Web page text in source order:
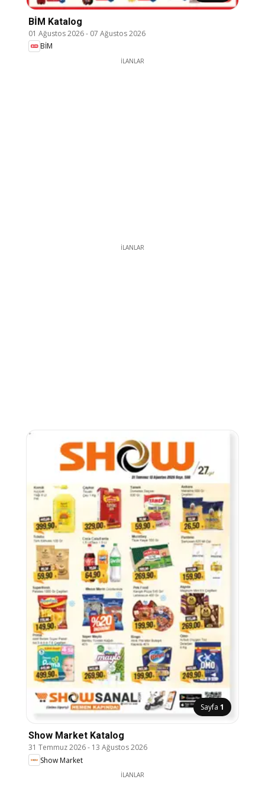
BİM Katalog
01 Ağustos 2026- 07 Ağustos 2026
BİM
İLANLAR
İLANLAR
Sayfa 1
Show Market Katalog
31 Temmuz 2026- 13 Ağustos 2026
Show Market
İLANLAR